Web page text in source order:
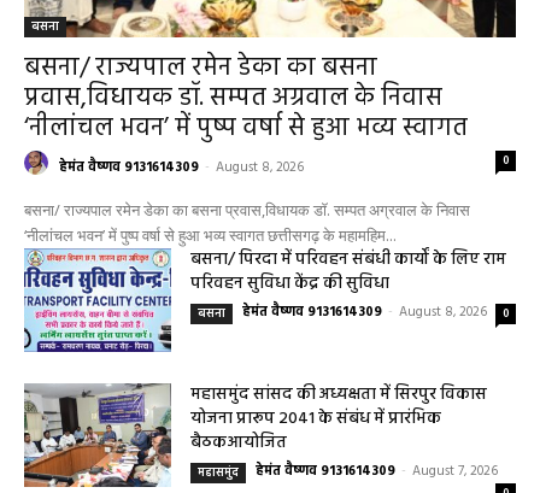
बसना
बसना/ राज्यपाल रमेन डेका का बसना
प्रवास,विधायक डॉ. सम्पत अग्रवाल के निवास
‘नीलांचल भवन’ में पुष्प वर्षा से हुआ भव्य स्वागत
हेमंत वैष्णव 9131614309 - August 8, 2026
बसना/ राज्यपाल रमेन डेका का बसना प्रवास,विधायक डॉ. सम्पत अग्रवाल के निवास
‘नीलांचल भवन’ में पुष्प वर्षा से हुआ भव्य स्वागत छत्तीसगढ़ के महामहिम...
बसना हेमंत वैष्णव 9131614309 - August 8, 2026
महासमुंद सांसद की अध्यक्षता में सिरपुर विकास